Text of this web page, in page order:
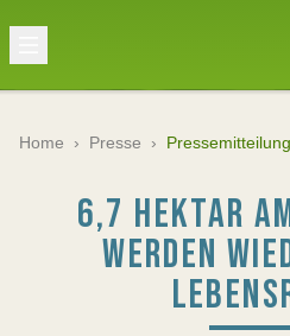
Home › Presse ›
6,7 HEKTAR
WERDEN